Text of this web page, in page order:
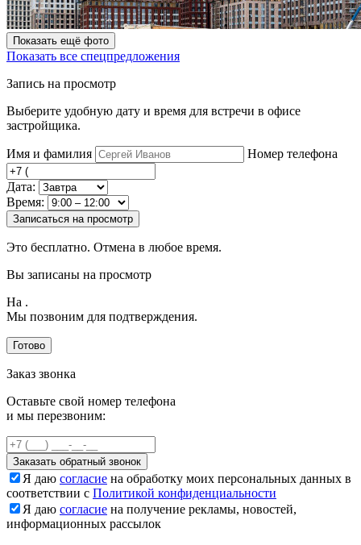
Показать ещё фото
Показать все спецпредложения
Запись на просмотр
Выберите удобную дату и время для встречи в офисе
застройщика.
Имя и фамилия Номер телефона
Дата:
Время:
Записаться на просмотр
Это бесплатно. Отмена в любое время.
Вы записаны на просмотр
На .
Мы позвоним для подтверждения.
Готово
Заказ звонка
Оставьте свой номер телефона
и мы перезвоним:
Заказать обратный звонок
Я даю согласие на обработку моих персональных данных в
соответствии с Политикой конфиденциальности
Я даю согласие на получение рекламы, новостей,
информационных рассылок